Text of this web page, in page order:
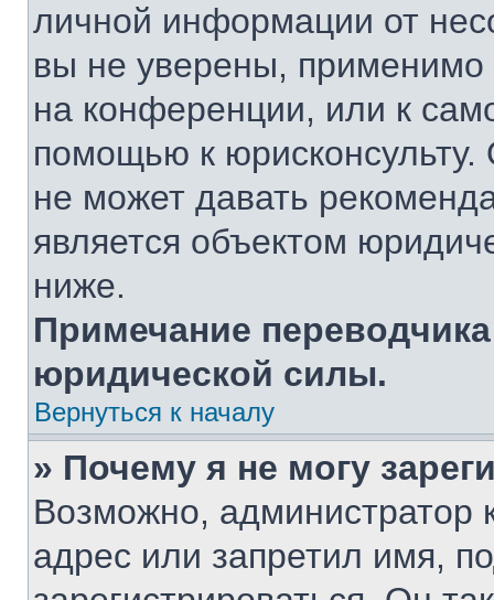
личной информации от
вы не уверены, применимо
на конференции, или к
помощью к
не может давать
является объектом
ниже.
Примечание
юридической силы.
Вернуться к началу
» Почему я не могу
Возможно, администратор
адрес или запретил имя,